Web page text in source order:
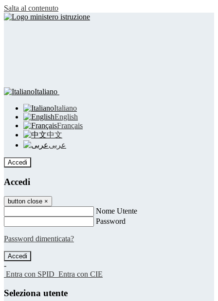
Salta al contenuto
Italiano
Italiano
English
Français
中文
عربى
Accedi
Accedi
button close ×
Nome Utente
Password
Password dimenticata?
-
Entra con SPID Entra con CIE
Seleziona utente